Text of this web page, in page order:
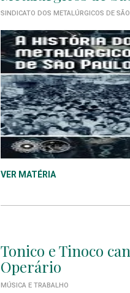
SINDICATO DOS METALÚRGICOS DE
VER MATÉRIA
Tonico e Tinoco
Operário
MÚSICA E TRABALHO